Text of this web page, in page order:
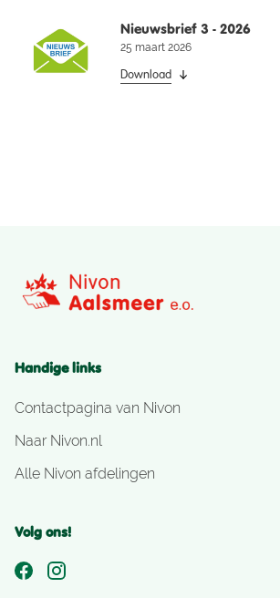
Nieuwsbrief 3 - 2026
25 maart 2026
Download
Handige links
Contactpagina van Nivon
Naar Nivon.nl
Alle Nivon afdelingen
Volg ons!